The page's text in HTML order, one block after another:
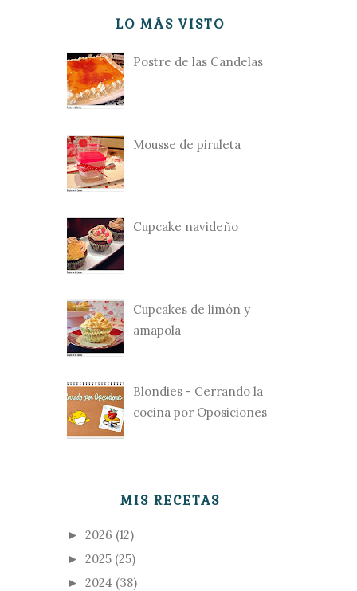
LO MÁS VISTO
Postre de las Candelas
Mousse de piruleta
Cupcake navideño
Cupcakes de limón y
amapola
Blondies - Cerrando la
cocina por Oposiciones
MIS RECETAS
► 2026 (12)
► 2025 (25)
► 2024 (38)